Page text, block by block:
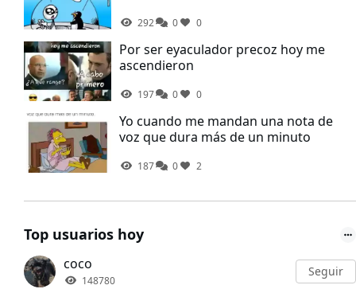
292 0 0
Por ser eyaculador precoz hoy me
ascendieron
197 0 0
Yo cuando me mandan una nota de
voz que dura más de un minuto
187 0 2
Top usuarios hoy
coco
148780
Seguir